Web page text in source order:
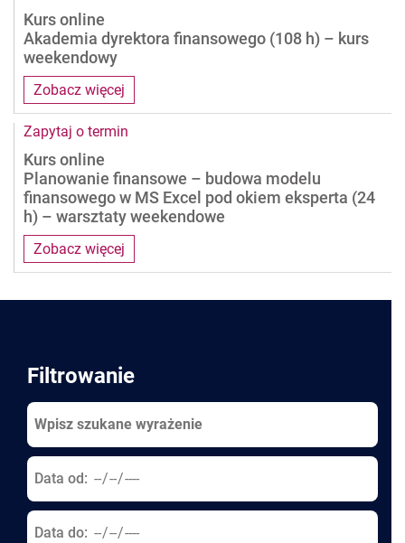
Filtrowanie
Data od:
Data do:
Zobacz więcej
Kurs online
Akademia dyrektora finansowego (108 h) – kurs
weekendowy
Zobacz więcej
Kurs online
Planowanie finansowe – budowa modelu
finansowego w MS Excel pod okiem eksperta (24
h) – warsztaty weekendowe
Zapytaj o termin